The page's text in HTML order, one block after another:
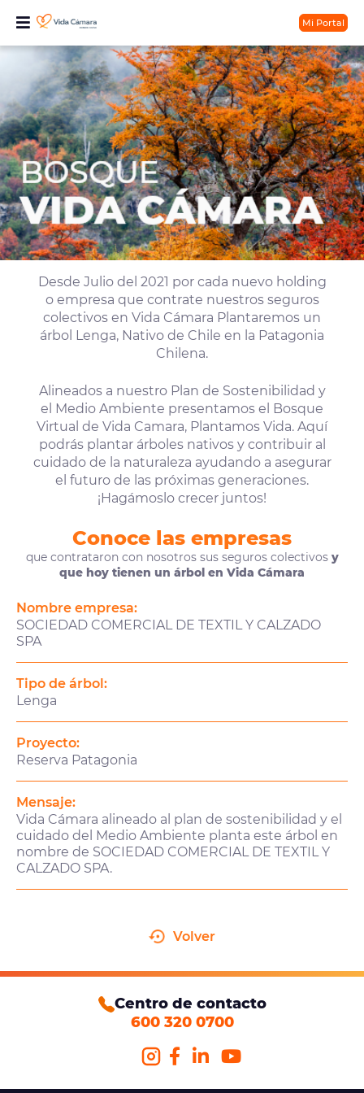
Mi Portal
Desde Julio del 2021 por cada nuevo holding
o empresa que contrate nuestros seguros
colectivos en Vida Cámara Plantaremos un
árbol Lenga, Nativo de Chile en la Patagonia
Chilena.
Alineados a nuestro Plan de Sostenibilidad y
el Medio Ambiente presentamos el Bosque
Virtual de Vida Camara, Plantamos Vida. Aquí
podrás plantar árboles nativos y contribuir al
cuidado de la naturaleza ayudando a asegurar
el futuro de las próximas generaciones.
¡Hagámoslo crecer juntos!
Conoce las empresas
que contrataron con nosotros sus seguros colectivos y
que hoy tienen un árbol en Vida Cámara
Nombre empresa:
SOCIEDAD COMERCIAL DE TEXTIL Y CALZADO
SPA
Tipo de árbol:
Lenga
Proyecto:
Reserva Patagonia
Mensaje:
Vida Cámara alineado al plan de sostenibilidad y el
cuidado del Medio Ambiente planta este árbol en
nombre de SOCIEDAD COMERCIAL DE TEXTIL Y
CALZADO SPA.
Volver
Centro de contacto
600 320 0700